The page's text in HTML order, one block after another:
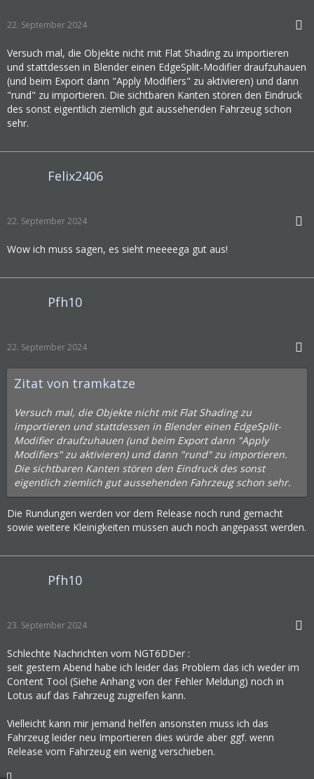
22. September 2024
Versuch mal, die Objekte nicht mit Flat Shading zu importieren
und stattdessen in Blender einen EdgeSplit-Modifier draufzuhauen
(und beim Export dann "Apply Modifiers" zu aktivieren) und dann
"rund" zu importieren. Die sichtbaren Kanten stören den Eindruck
des sonst eigentlich ziemlich gut aussehenden Fahrzeug schon
sehr.
Felix2406
22. September 2024
Wow ich muss sagen, es sieht meeeega gut aus!
Pfh10
22. September 2024
Zitat von tramkatze
Versuch mal, die Objekte nicht mit Flat Shading zu
importieren und stattdessen in Blender einen EdgeSplit-
Modifier draufzuhauen (und beim Export dann "Apply
Modifiers" zu aktivieren) und dann "rund" zu importieren.
Die sichtbaren Kanten stören den Eindruck des sonst
eigentlich ziemlich gut aussehenden Fahrzeug schon sehr.
Die Rundungen werden vor dem Release noch rund gemacht
sowie weitere Kleinigkeiten müssen auch noch angepasst werden.
Pfh10
23. September 2024
Schlechte Nachrichten vom NGT6DDer :
seit gestern Abend habe ich leider das Problem das ich weder im
Content Tool (Siehe Anhang von der Fehler Meldung) noch in
Lotus auf das Fahrzeug zugreifen kann.
Vielleicht kann mir jemand helfen ansonsten muss ich das
Fahrzeug leider neu Importieren dies würde aber ggf. wenn
Release vom Fahrzeug ein wenig verschieben.